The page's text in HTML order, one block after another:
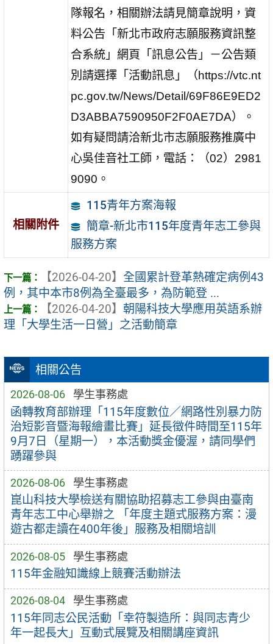
相關公告
2026-08-06 學生事務處
函轉教育部辦理「115年度數位／網路性別暴力防
治短影音暨海報繪畫比賽」延長徵件時間至115年
9月7日（星期一），本活動獎金優渥，請同學們
踴躍參與
2026-08-06 學生事務處
崑山科技大學檢送有關協助招募志工參與由臺南
青年志工中心舉辦之 「年度主題式服務方案：漫
遊古都走讀在400年後」服務及相關培訓
2026-08-05 學生事務處
115年金融知識線上競賽活動辦法
2026-08-04 學生事務處
115年同志公民活動「幸符製造所：與同志青少
年一起長大」互動式展覽及相關講座資訊
隊報名，相關辦法請見簡章說明，資
料公告「新北市政府志願服務資訊整
合系統」網頁「訊息公告」－公告類
別請選擇「活動訊息」（https://vtc.nt
pc.gov.tw/News/Detail/69F86E9ED2
D3ABBA7590950F2F0AE7DA）。
如有疑問請洽新北市志願服務推廣中
心吳佳音社工師，電話：（02）2981
9090。
相關附件
115青年方案海報
簡章-新北市115年度青年志工參與
服務方案
【2026-04-20】 全國累計登革熱確定病例43
例，其中本市8例為全臺最多，為防範登 ...
【2026-04-20】 朝陽科技大學應用英語系辦
理「大學生活一日營」之活動簡章